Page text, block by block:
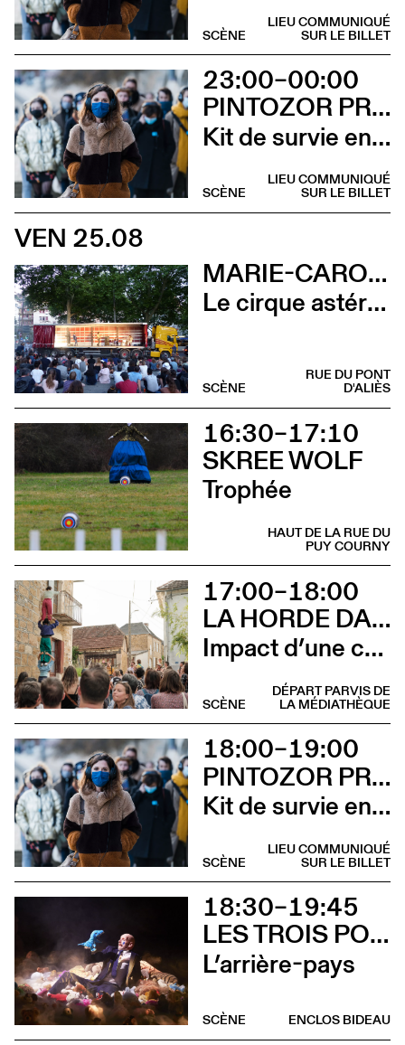
LIEU COMMUNIQUÉ
SUR LE BILLET
SCÈNE
23:00–00:00
PINTOZOR PROD. ET MARION THOMAS
Kit de survie en territoire masculiniste
LIEU COMMUNIQUÉ
SUR LE BILLET
SCÈNE
VEN 25.08
MARIE-CAROLINE HOMINAL
Le cirque astéroïde
RUE DU PONT
D'ALIÈS
SCÈNE
16:30–17:10
SKREE WOLF
Trophée
HAUT DE LA RUE DU
PUY COURNY
17:00–18:00
LA HORDE DANS LES PAVÉS
Impact d’une course [Aurillac] X Stadium
DÉPART PARVIS DE
LA MÉDIATHÈQUE
SCÈNE
18:00–19:00
PINTOZOR PROD. ET MARION THOMAS
Kit de survie en territoire masculiniste
LIEU COMMUNIQUÉ
SUR LE BILLET
SCÈNE
18:30–19:45
LES TROIS POINTS DE SUSPENSION & 3615 DAKOTA
L’arrière-pays
ENCLOS BIDEAU
SCÈNE